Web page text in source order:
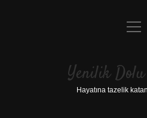
Yasal
Yenilik
Hayatına tazelik